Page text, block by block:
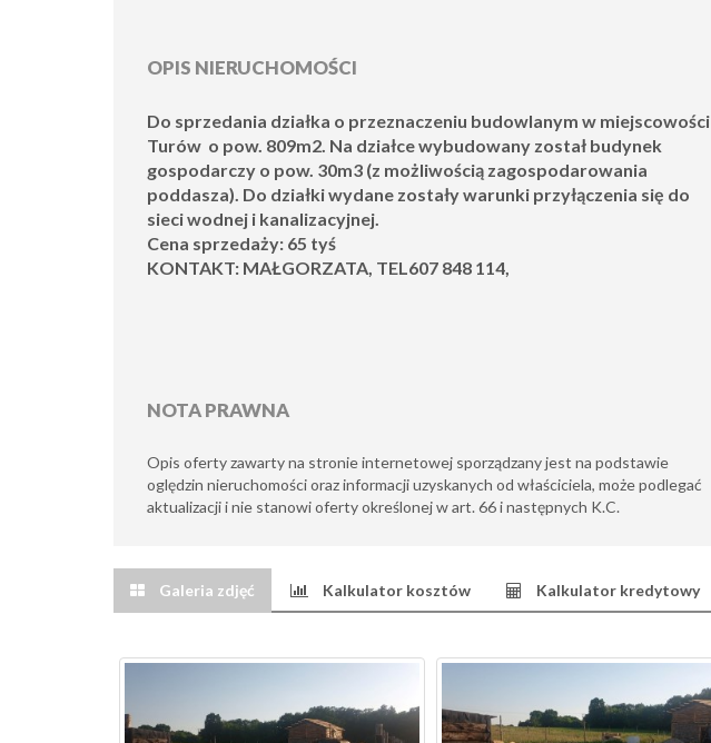
OPIS NIERUCHOMOŚCI
Do sprzedania działka o przeznaczeniu budowlanym w miejscowości
Turów o pow. 809m2. Na działce wybudowany został budynek
gospodarczy o pow. 30m3 (z możliwością zagospodarowania
poddasza). Do działki wydane zostały warunki przyłączenia się do
sieci wodnej i kanalizacyjnej.
Cena sprzedaży: 65 tyś
KONTAKT: MAŁGORZATA, TEL607 848 114,
NOTA PRAWNA
Opis oferty zawarty na stronie internetowej sporządzany jest na podstawie
oględzin nieruchomości oraz informacji uzyskanych od właściciela, może podlegać
aktualizacji i nie stanowi oferty określonej w art. 66 i następnych K.C.
Galeria zdjęć Kalkulator kosztów Kalkulator kredytowy